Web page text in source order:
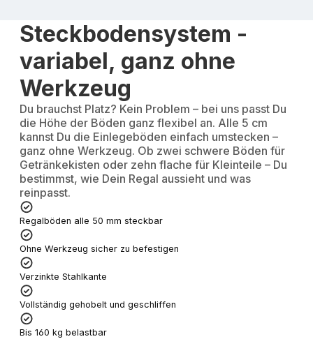
Steckbodensystem -
variabel, ganz ohne
Werkzeug
Du brauchst Platz? Kein Problem – bei uns passt Du
die Höhe der Böden ganz flexibel an. Alle 5 cm
kannst Du die Einlegeböden einfach umstecken –
ganz ohne Werkzeug. Ob zwei schwere Böden für
Getränkekisten oder zehn flache für Kleinteile – Du
bestimmst, wie Dein Regal aussieht und was
reinpasst.
Regalböden alle 50 mm steckbar
Ohne Werkzeug sicher zu befestigen
Verzinkte Stahlkante
Vollständig gehobelt und geschliffen
Bis 160 kg belastbar